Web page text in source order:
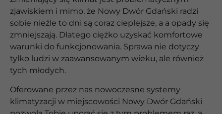
zjawiskiem i mimo, że Nowy Dwór Gdański radzi
sobie nieźle to dni są coraz cieplejsze, a a opady się
zmniejszają. Dlatego ciężko uzyskać komfortowe
warunki do funkcjonowania. Sprawa nie dotyczy
tylko ludzi w zaawansowanym wieku, ale również
tych młodych.
Oferowane przez nas nowoczesne systemy
klimatyzacji w miejscowości Nowy Dwór Gdański